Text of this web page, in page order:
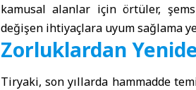
kamusal alanlar için örtüler,
değişen ihtiyaçlara uyum sağlama
Zorluklardan
Tiryaki, son yıllarda hammadde